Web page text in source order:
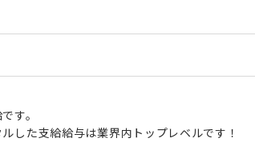
す。
した支給給与は業界内トップレベルです！